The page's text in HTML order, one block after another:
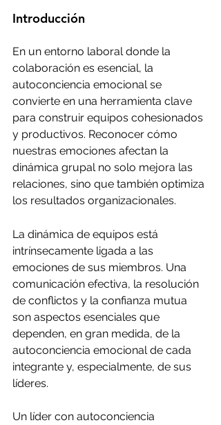
Introducción
En un entorno laboral donde la
colaboración es esencial, la
autoconciencia emocional se
convierte en una herramienta clave
para construir equipos cohesionados
y productivos. Reconocer cómo
nuestras emociones afectan la
dinámica grupal no solo mejora las
relaciones, sino que también optimiza
los resultados organizacionales.
La dinámica de equipos está
intrínsecamente ligada a las
emociones de sus miembros. Una
comunicación efectiva, la resolución
de conflictos y la confianza mutua
son aspectos esenciales que
dependen, en gran medida, de la
autoconciencia emocional de cada
integrante y, especialmente, de sus
líderes.
Un líder con autoconciencia